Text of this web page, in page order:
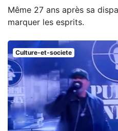
Même 27 ans après sa
marquer les esprits.
Culture-et-societe